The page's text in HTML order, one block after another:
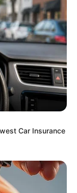
Bleed Dry
Car Insurance